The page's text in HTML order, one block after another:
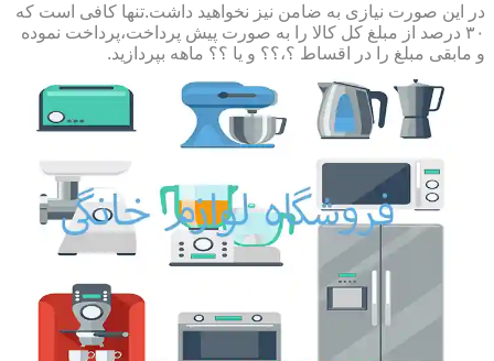
در این صورت نیازی به ضامن نیز نخواهید داشت.تنها کافی است که
۳۰ درصد از مبلغ کل کالا را به صورت پیش پرداخت،پرداخت نموده
و مابقی مبلغ را در اقساط ؟،؟؟ و یا ؟؟ ماهه بپردازید.